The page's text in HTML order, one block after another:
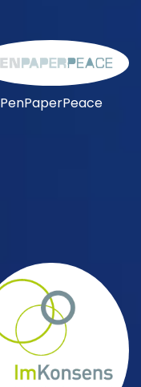
PenPaperPeace